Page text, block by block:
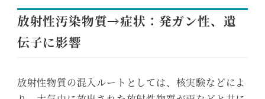
放射性汚染物質→症状：発ガン性、遺
伝子に影響
放射性物質の混入ルートとしては、核実験などによ